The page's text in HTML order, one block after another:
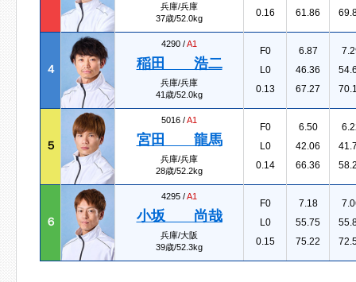
兵庫/兵庫
37歳/52.0kg
0.16
61.86
４
4290 /A1
稲田 浩二
兵庫/兵庫
41歳/52.0kg
F0
L0
0.13
6.87
46.36
67.27
５
5016 /A1
宮田 龍馬
兵庫/兵庫
28歳/52.2kg
F0
L0
0.14
6.50
42.06
66.36
６
4295 /A1
小坂 尚哉
兵庫/大阪
39歳/52.3kg
F0
L0
0.15
7.18
55.75
75.22